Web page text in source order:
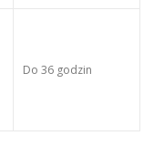
Do 36 godzin